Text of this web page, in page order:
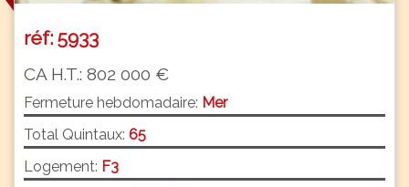
réf: 5933
CA H.T.: 802 000 €
Fermeture hebdomadaire: Mer
Total Quintaux: 65
Logement: F3